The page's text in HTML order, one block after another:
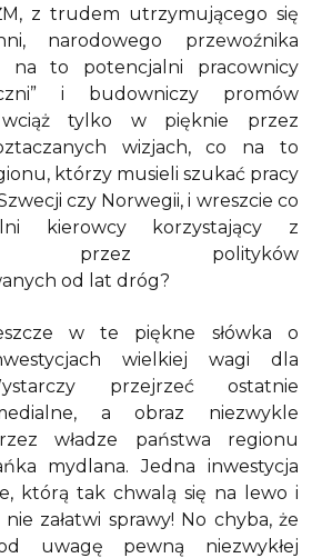
z trudem utrzymującego się
narodowego przewoźnika
na to potencjalni pracownicy
i budowniczy promów
wciąż tylko w pięknie przez
wizjach, co na to
którzy musieli szukać pracy
czy Norwegii, i wreszcie co
kierowcy korzystający z
przez polityków
od lat dróg?
w te piękne słówka o
wielkiej wagi dla
przejrzeć ostatnie
a obraz niezwykle
władze państwa regionu
mydlana. Jedna inwestycja
którą tak chwalą się na lewo i
załatwi sprawy! No chyba, że
uwagę pewną niezwykłej